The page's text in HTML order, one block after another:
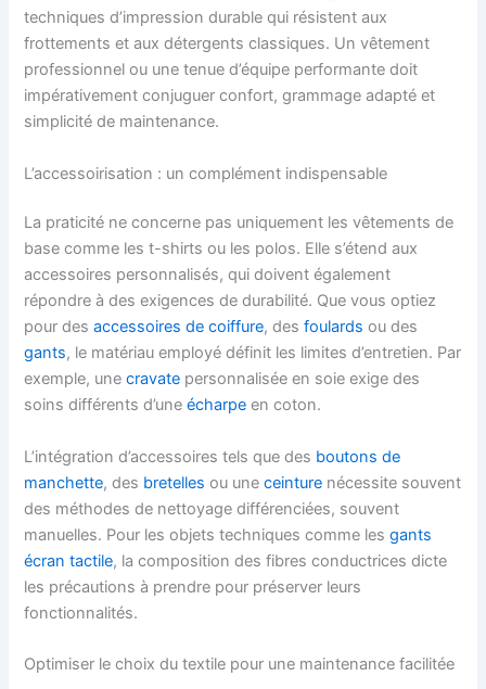
techniques d’impression durable qui résistent aux
frottements et aux détergents classiques. Un vêtement
professionnel ou une tenue d’équipe performante doit
impérativement conjuguer confort, grammage adapté et
simplicité de maintenance.
L’accessoirisation : un complément indispensable
La praticité ne concerne pas uniquement les vêtements de
base comme les t-shirts ou les polos. Elle s’étend aux
accessoires personnalisés, qui doivent également
répondre à des exigences de durabilité. Que vous optiez
pour desaccessoires de coiffure, desfoulards ou des
gants, le matériau employé définit les limites d’entretien. Par
exemple, unecravate personnalisée en soie exige des
soins différents d’uneécharpe en coton.
L’intégration d’accessoires tels que des boutons de
manchette, des bretelles ou uneceinture nécessite souvent
des méthodes de nettoyage différenciées, souvent
manuelles. Pour les objets techniques comme lesgants
écran tactile, la composition des fibres conductrices dicte
les précautions à prendre pour préserver leurs
fonctionnalités.
Optimiser le choix du textile pour une maintenance facilitée